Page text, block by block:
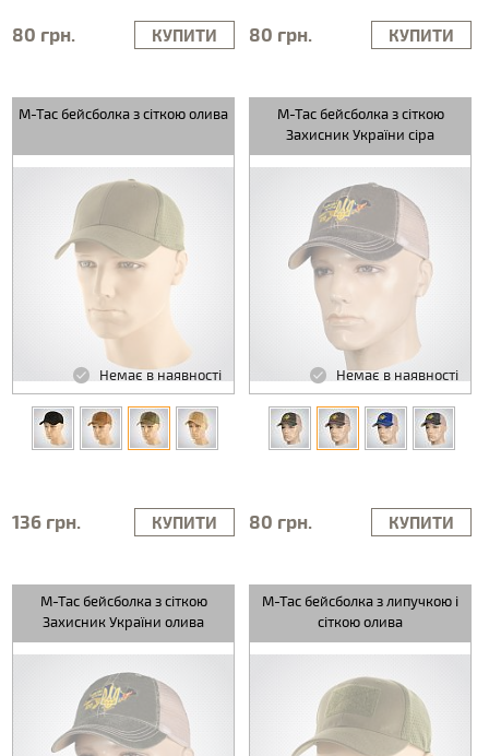
80 грн. КУПИТИ 80 грн. КУПИТИ
M-Tac бейсболка з сіткою олива
Немає в наявності
136 грн. КУПИТИ
M-Tac бейсболка з сіткою
Захисник України сіра
Немає в наявності
80 грн. КУПИТИ
M-Tac бейсболка з сіткою
Захисник України олива
M-Tac бейсболка з липучкою і
сіткою олива